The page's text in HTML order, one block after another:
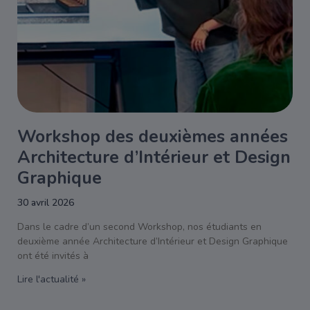
Workshop des deuxièmes années
Architecture d’Intérieur et Design
Graphique
30 avril 2026
Dans le cadre d’un second Workshop, nos étudiants en
deuxième année Architecture d’Intérieur et Design Graphique
ont été invités à
Lire l'actualité »